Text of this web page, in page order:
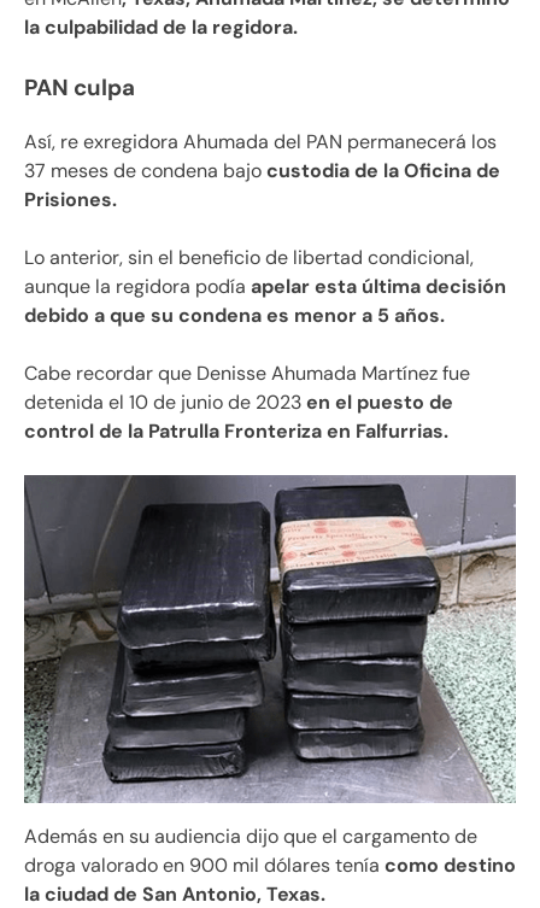
la culpabilidad de la regidora.
PAN culpa
Así, re exregidora Ahumada del PAN permanecerá los
37 meses de condena bajocustodia de la Oficina de
Prisiones.
Lo anterior, sin el beneficio de libertad condicional,
aunque la regidora podía apelar esta última decisión
debido a que su condena es menor a 5 años.
Cabe recordar que Denisse Ahumada Martínez fue
detenida el 10 de junio de 2023en el puesto de
control de la Patrulla Fronteriza en Falfurrias.
Además en su audiencia dijo que el cargamento de
droga valorado en 900 mil dólares tenía como destino
la ciudad de San Antonio, Texas.